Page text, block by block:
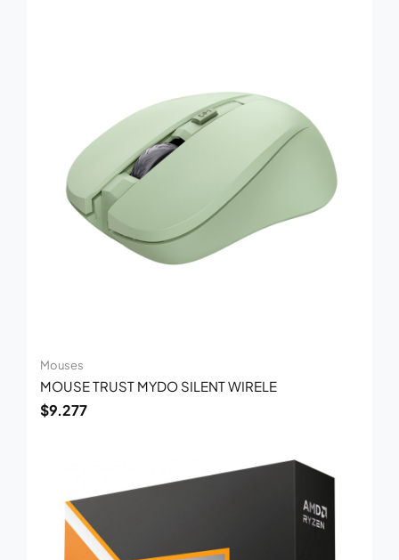
Mouses
MOUSE TRUST MYDO SILENT WIRELE
$9.277